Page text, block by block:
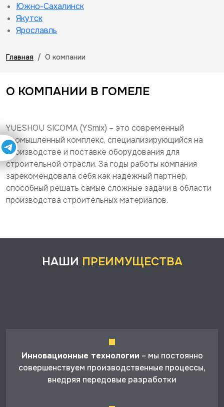
Южно-Сахалинск
Якутск
Ярославль
Главная О компании
О КОМПАНИИ В ГОМЕЛЕ
YUESHOU SICOMA (YSmix) – это современный
промышленный комплекс, специализирующийся на
производстве и поставке оборудования для
строительной отрасли. За годы работы компания
зарекомендовала себя как надежный партнер,
способный решать самые сложные задачи в области
производства строительных материалов.
НАШИ ПРЕИМУЩЕСТВА
Инновационные технологии – мы постоянно
совершенствуем производственные процессы,
внедряя передовые разработки